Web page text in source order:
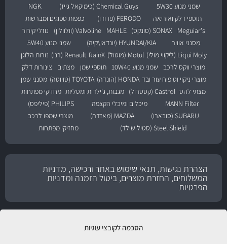
הסכמה לקובצי עוגיות
שמני מנוע 5W30 Chemical Guys (כימיקאל גייז)
NGK
תוספי דלק ואוריאה
FERODO (פרודו)
כפפות ספוגים ומברשות
Meguiar's
SONAX (סונקס) MAHLE Valvoline (וולוולין)
נוזלי קירור
מסנני אוויר
HYUNDAI/KIA (יונדאי\קיה)
שמני מנוע 5W40
Liqui Moly (ליקווי מולי)
Motul (מוטול) RainX Renault (רנו)
נורות הלוגן
מוצרי ווקס לרכב
שמני מנוע 10W40 תוספי שמן מצתים
צינורות דלק
מוצרי ניקוי וטיפוח עור ובד HONDA (הונדה) TOYOTA (טויוטה)
מסנני שמן
מצתי להט Castrol (קסטרול) מגבות, ג'ילדות ומטליות מחזיקי מפתחות
MANN Filter
מיכלים ומיכלי הקצפה
PHILIPS (פיליפס)
SUBARU (סובארו)
MAZDA (מאזדה)
מוצרי שמפו לרכב
Steel Shield (סטיל שילד)
מחזיקי מפתחות
הצהרת נגישות, תנאי שימוש באתר ורכישה, מדניות
המשלוחים, החזרת מוצרים, ביטול הזמנה ומדניות
הפרטיות